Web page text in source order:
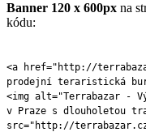
Banner 120 x 600px na
kódu:
<a href="http://
prodejní teraristická
<img alt="Terrabazar -
v Praze s dlouholetou
src="http://terrabazar.cz/